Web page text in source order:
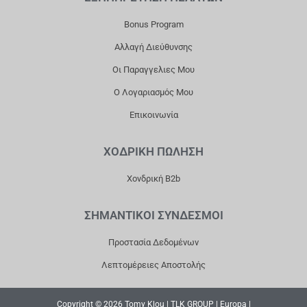
M
Bonus Program
Αλλαγή Διεύθυνσης
Οι Παραγγελιες Μου
Ο Λογαριασμός Μου
Επικοινωνία
ΧΟΔΡΙΚΗ ΠΩΛΗΣΗ
Χονδρική B2b
ΣΗΜΑΝΤΙΚΟΙ ΣΥΝΔΕΣΜΟΙ
Προστασία Δεδομένων
Λεπτομέρειες Αποστολής
Copyright © 2026 Tomy Klou | TLK GROUP | Europa |